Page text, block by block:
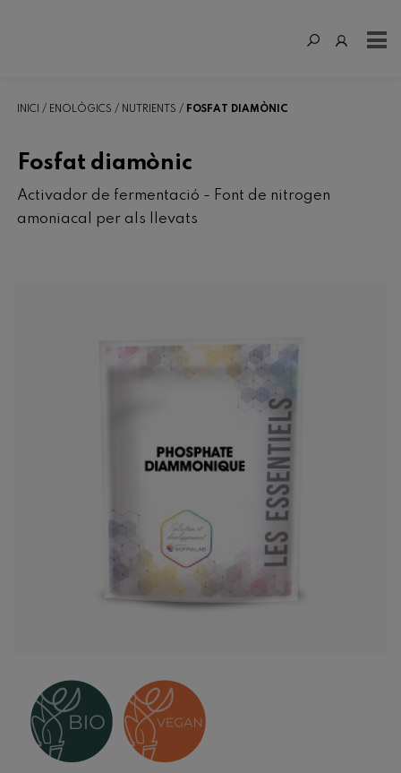
INICI ENOLÒGICS NUTRIENTS FOSFAT DIAMÒNIC
Fosfat diamònic
Activador de fermentació - Font de nitrogen
amoniacal per als llevats